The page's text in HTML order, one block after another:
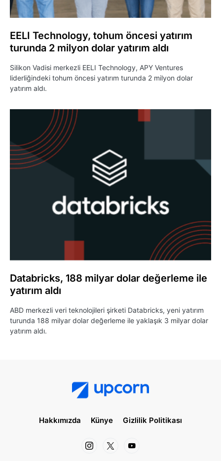
EELI Technology, tohum öncesi yatırım
turunda 2 milyon dolar yatırım aldı
Silikon Vadisi merkezli EELI Technology, APY Ventures
liderliğindeki tohum öncesi yatırım turunda 2 milyon dolar
yatırım aldı.
Databricks, 188 milyar dolar değerleme ile
yatırım aldı
ABD merkezli veri teknolojileri şirketi Databricks, yeni yatırım
turunda 188 milyar dolar değerleme ile yaklaşık 3 milyar dolar
yatırım aldı.
Hakkımızda Künye Gizlilik Politikası